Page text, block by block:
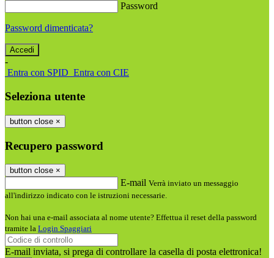
Password
Password dimenticata?
-
Entra con SPID Entra con CIE
Seleziona utente
button close ×
Recupero password
button close ×
E-mail Verrà inviato un messaggio
all'indirizzo indicato con le istruzioni necessarie.
Non hai una e-mail associata al nome utente? Effettua il reset della password
tramite la Login Spaggiari
E-mail inviata, si prega di controllare la casella di posta elettronica!